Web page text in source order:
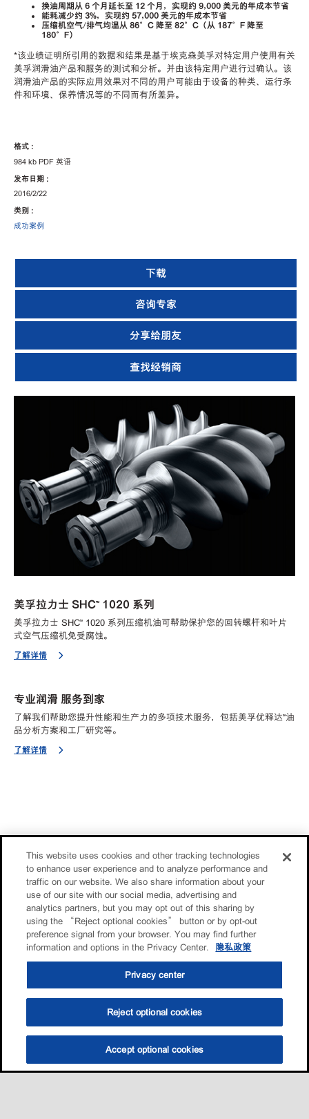
选油助手 查找门店
换油周期从 6 个月延长至 12 个月，实现约 9,000 美元的年成本节省
能耗减少约 3%，实现约 57,000 美元的年成本节省
压缩机空气/排气均温从 86°C 降至 82°C（从 187°F 降至
180°F）
*该业绩证明所引用的数据和结果是基于埃克森美孚对特定用户使用有关
美孚润滑油产品和服务的测试和分析。并由该特定用户进行过确认。该
润滑油产品的实际应用效果对不同的用户可能由于设备的种类、运行条
件和环境、保养情况等的不同而有所差异。
格式 :
984 kb PDF 英语
发布日期 :
2016/2/22
类别 :
成功案例
下载
咨询专家
分享给朋友
查找经销商
美孚拉力士 SHC™ 1020 系列
美孚拉力士 SHC™ 1020 系列压缩机油可帮助保护您的回转螺杆和叶片
式空气压缩机免受腐蚀。
了解详情
专业润滑 服务到家
了解我们帮助您提升性能和生产力的多项技术服务，包括美孚优释达℠油
品分析方案和工厂研究等。
了解详情
This website uses cookies and other tracking technologies
to enhance user experience and to analyze performance and
traffic on our website. We also share information about your
use of our site with our social media, advertising and
analytics partners, but you may opt out of this sharing by
using the “Reject optional cookies” button or by opt-out
preference signal from your browser. You may find further
information and options in the Privacy Center.
隐私政策
Privacy center
Reject optional cookies
Accept optional cookies